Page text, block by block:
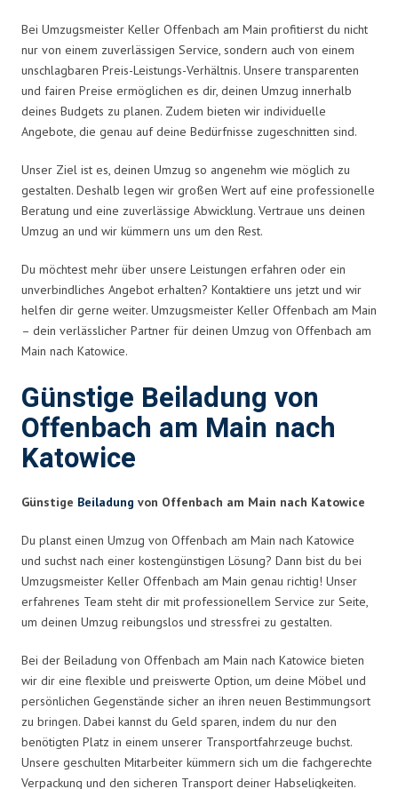
Bei Umzugsmeister Keller Offenbach am Main profitierst du nicht
nur von einem zuverlässigen Service, sondern auch von einem
unschlagbaren Preis-Leistungs-Verhältnis. Unsere transparenten
und fairen Preise ermöglichen es dir, deinen Umzug innerhalb
deines Budgets zu planen. Zudem bieten wir individuelle
Angebote, die genau auf deine Bedürfnisse zugeschnitten sind.
Unser Ziel ist es, deinen Umzug so angenehm wie möglich zu
gestalten. Deshalb legen wir großen Wert auf eine professionelle
Beratung und eine zuverlässige Abwicklung. Vertraue uns deinen
Umzug an und wir kümmern uns um den Rest.
Du möchtest mehr über unsere Leistungen erfahren oder ein
unverbindliches Angebot erhalten? Kontaktiere uns jetzt und wir
helfen dir gerne weiter. Umzugsmeister Keller Offenbach am Main
– dein verlässlicher Partner für deinen Umzug von Offenbach am
Main nach Katowice.
Günstige Beiladung von
Offenbach am Main nach
Katowice
Günstige Beiladung von Offenbach am Main nach Katowice
Du planst einen Umzug von Offenbach am Main nach Katowice
und suchst nach einer kostengünstigen Lösung? Dann bist du bei
Umzugsmeister Keller Offenbach am Main genau richtig! Unser
erfahrenes Team steht dir mit professionellem Service zur Seite,
um deinen Umzug reibungslos und stressfrei zu gestalten.
Bei der Beiladung von Offenbach am Main nach Katowice bieten
wir dir eine flexible und preiswerte Option, um deine Möbel und
persönlichen Gegenstände sicher an ihren neuen Bestimmungsort
zu bringen. Dabei kannst du Geld sparen, indem du nur den
benötigten Platz in einem unserer Transportfahrzeuge buchst.
Unsere geschulten Mitarbeiter kümmern sich um die fachgerechte
Verpackung und den sicheren Transport deiner Habseligkeiten.